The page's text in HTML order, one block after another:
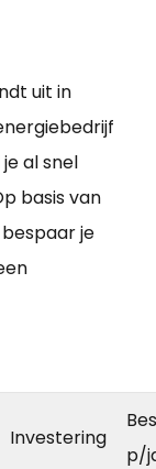
uit in
al snel
basis van
bespaar je
Investering
p/